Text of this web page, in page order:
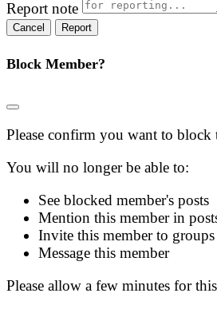
Report note
Report
Block Member?
Please confirm you want to block
You will no longer be able to:
See blocked member's posts
Mention this member in
Invite this member to groups
Message this member
Please allow a few minutes for